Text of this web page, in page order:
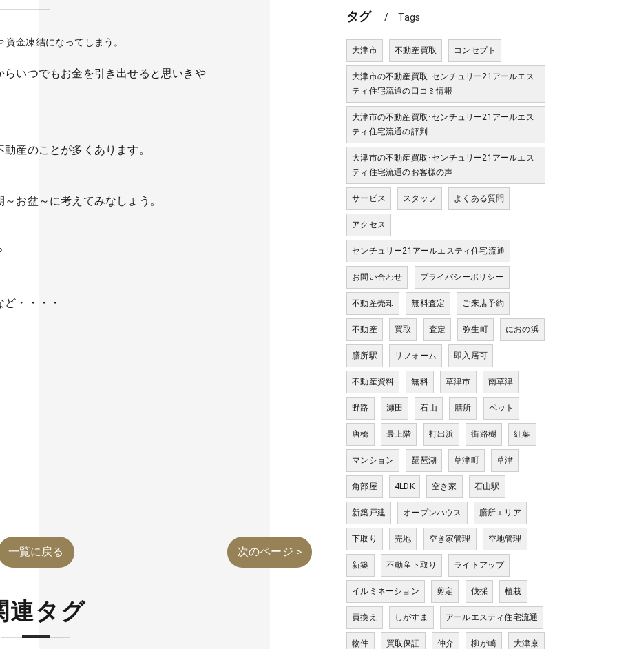
金凍結になってしまう。
いつでもお金を引き出せると思いきや
産のことが多くあります。
お盆～に考えてみなしょう。
・・・・
一覧に戻る 次のページ >
連タグ
タグ Tags
大津市 不動産買取 コンセプト
大津市の不動産買取･センチュリー21アールエス
ティ住宅流通の口コミ情報
大津市の不動産買取･センチュリー21アールエス
ティ住宅流通の評判
大津市の不動産買取･センチュリー21アールエス
ティ住宅流通のお客様の声
サービス スタッフ よくある質問
アクセス
センチュリー21アールエスティ住宅流通
お問い合わせ プライバシーポリシー
不動産売却 無料査定 ご来店予約
不動産 買取 査定 弥生町 におの浜
膳所駅 リフォーム 即入居可
不動産資料 無料 草津市 南草津
野路 瀬田 石山 膳所 ペット
唐橋 最上階 打出浜 街路樹 紅葉
マンション 琵琶湖 草津町 草津
角部屋 4LDK 空き家 石山駅
新築戸建 オープンハウス 膳所エリア
下取り 売地 空き家管理 空地管理
新築 不動産下取り ライトアップ
イルミネーション 剪定 伐採 植栽
買換え しがすま アールエスティ住宅流通
物件 買取保証 仲介 柳が崎 大津京